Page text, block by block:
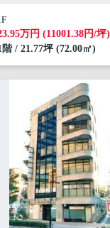
万円 (11001.38円/坪)
階 / 21.77坪 (72.00㎡)